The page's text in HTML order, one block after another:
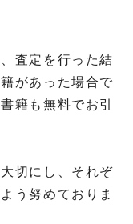
査定を行った結
があった場合で
籍も無料でお引
切にし、それぞ
う努めておりま